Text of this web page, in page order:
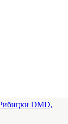
DMD,